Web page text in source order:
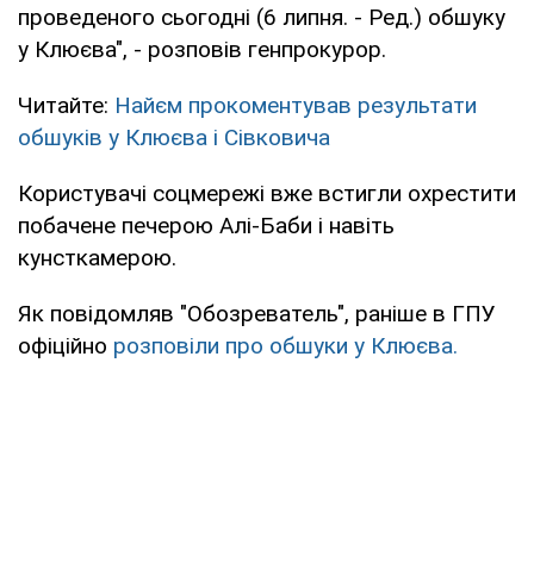
проведеного сьогодні (6 липня. - Ред.) обшуку
у Клюєва", - розповів генпрокурор.
Читайте: Найєм прокоментував результати
обшуків у Клюєва і Сівковича
Користувачі соцмережі вже встигли охрестити
побачене печерою Алі-Баби і навіть
кунсткамерою.
Як повідомляв "Обозреватель", раніше в ГПУ
офіційно розповіли про обшуки у Клюєва.